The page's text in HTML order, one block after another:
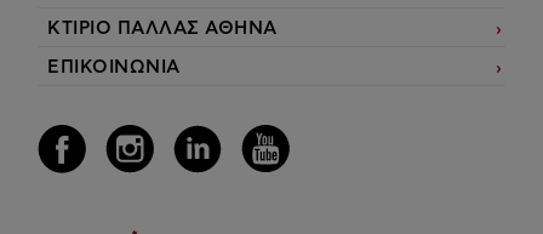
ΚΤΙΡΙΟ ΠΑΛΛΑΣ ΑΘΗΝΑ
ΕΠΙΚΟΙΝΩΝΙΑ